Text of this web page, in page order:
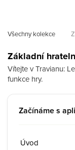
Všechny kolekce
Základní
Vítejte v Travianu:
funkce hry.
Začínáme s
Úvod